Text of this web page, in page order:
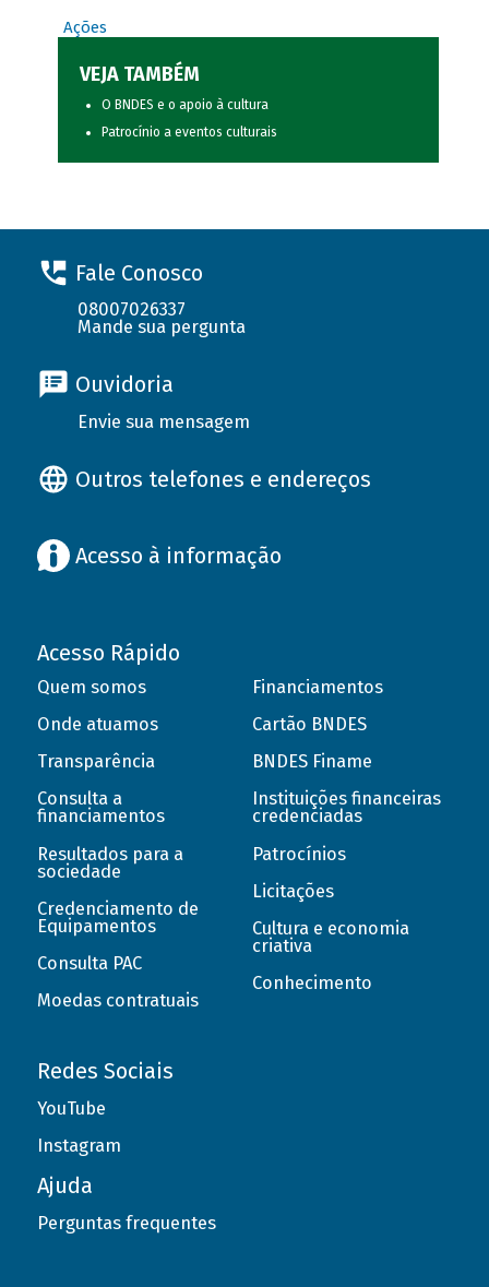
Ações
VEJA TAMBÉM
O BNDES e o apoio à cultura
Patrocínio a eventos culturais
Fale Conosco
08007026337
Mande sua pergunta
Ouvidoria
Envie sua mensagem
Outros telefones e endereços
Acesso à informação
Acesso Rápido
Quem somos
Onde atuamos
Transparência
Consulta a
financiamentos
Resultados para a
sociedade
Credenciamento de
Equipamentos
Consulta PAC
Moedas contratuais
Financiamentos
Cartão BNDES
BNDES Finame
Instituições financeiras
credenciadas
Patrocínios
Licitações
Cultura e economia
criativa
Conhecimento
Redes Sociais
YouTube
Instagram
Ajuda
Perguntas frequentes